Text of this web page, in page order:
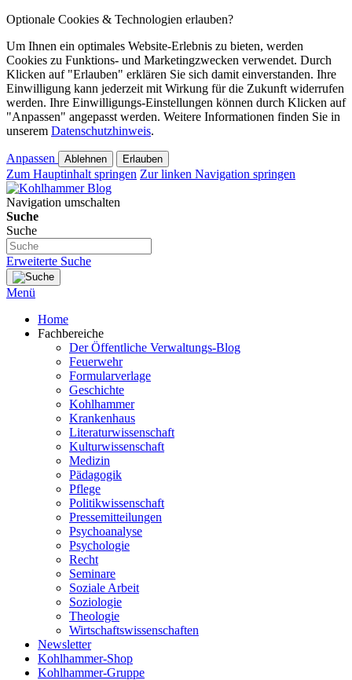
Optionale Cookies & Technologien erlauben?
Um Ihnen ein optimales Website-Erlebnis zu bieten, werden
Cookies zu Funktions- und Marketingzwecken verwendet. Durch
Klicken auf "Erlauben" erklären Sie sich damit einverstanden. Ihre
Einwilligung kann jederzeit mit Wirkung für die Zukunft widerrufen
werden. Ihre Einwilligungs-Einstellungen können durch Klicken auf
"Anpassen" angepasst werden. Weitere Informationen finden Sie in
unserem Datenschutzhinweis.
Anpassen Ablehnen Erlauben
Zum Hauptinhalt springen Zur linken Navigation springen
Navigation umschalten
Suche
Suche
Erweiterte Suche
Menü
Home
Fachbereiche
Der Öffentliche Verwaltungs-Blog
Feuerwehr
Formularverlage
Geschichte
Kohlhammer
Krankenhaus
Literaturwissenschaft
Kulturwissenschaft
Medizin
Pädagogik
Pflege
Politikwissenschaft
Pressemitteilungen
Psychoanalyse
Psychologie
Recht
Seminare
Soziale Arbeit
Soziologie
Theologie
Wirtschaftswissenschaften
Newsletter
Kohlhammer-Shop
Kohlhammer-Gruppe